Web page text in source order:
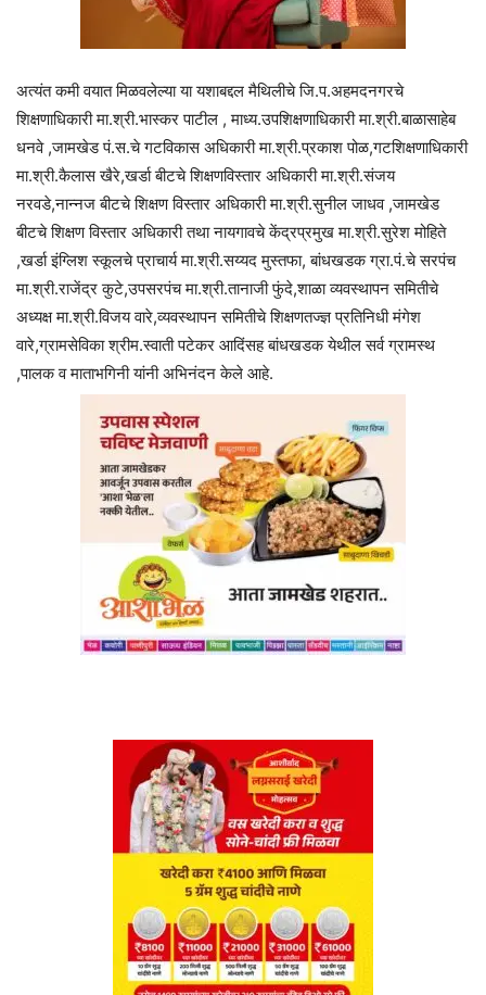
अत्यंत कमी वयात मिळवलेल्या या यशाबद्दल मैथिलीचे जि.प.अहमदनगरचे
शिक्षणाधिकारी मा.श्री.भास्कर पाटील , माध्य.उपशिक्षणाधिकारी मा.श्री.बाळासाहेब
धनवे ,जामखेड पं.स.चे गटविकास अधिकारी मा.श्री.प्रकाश पोळ,गटशिक्षणाधिकारी
मा.श्री.कैलास खैरे,खर्डा बीटचे शिक्षणविस्तार अधिकारी मा.श्री.संजय
नरवडे,नान्नज बीटचे शिक्षण विस्तार अधिकारी मा.श्री.सुनील जाधव ,जामखेड
बीटचे शिक्षण विस्तार अधिकारी तथा नायगावचे केंद्रप्रमुख मा.श्री.सुरेश मोहिते
,खर्डा इंग्लिश स्कूलचे प्राचार्य मा.श्री.सय्यद मुस्तफा, बांधखडक ग्रा.पं.चे सरपंच
मा.श्री.राजेंद्र कुटे,उपसरपंच मा.श्री.तानाजी फुंदे,शाळा व्यवस्थापन समितीचे
अध्यक्ष मा.श्री.विजय वारे,व्यवस्थापन समितीचे शिक्षणतज्ज्ञ प्रतिनिधी मंगेश
वारे,ग्रामसेविका श्रीम.स्वाती पटेकर आदिंसह बांधखडक येथील सर्व ग्रामस्थ
,पालक व माताभगिनी यांनी अभिनंदन केले आहे.